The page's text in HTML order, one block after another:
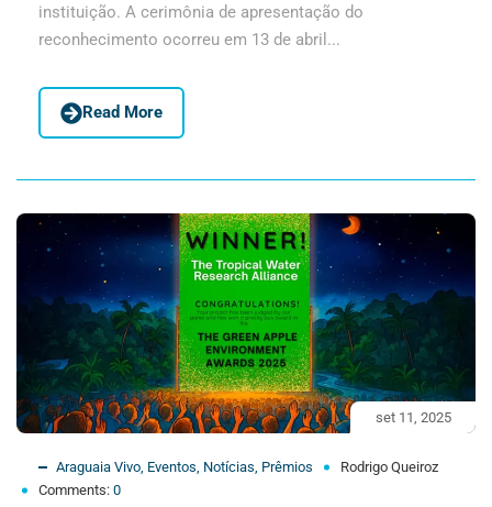
instituição. A cerimônia de apresentação do
reconhecimento ocorreu em 13 de abril...
Read More
set 11, 2025
Araguaia Vivo, Eventos, Notícias, Prêmios
Rodrigo Queiroz
Comments: 0